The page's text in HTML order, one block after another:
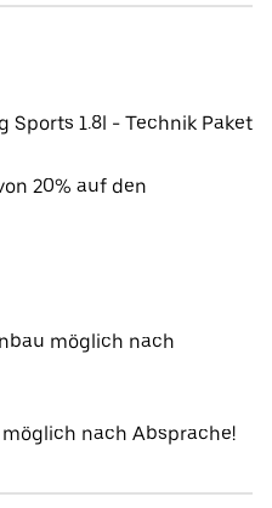
Sports 1.8l - Technik Paket
20% auf den
möglich nach
nach Absprache!